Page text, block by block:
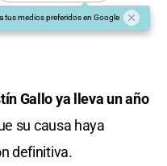
tus medios preferidos en Google
Gallo ya lleva un año
su causa haya
definitiva.